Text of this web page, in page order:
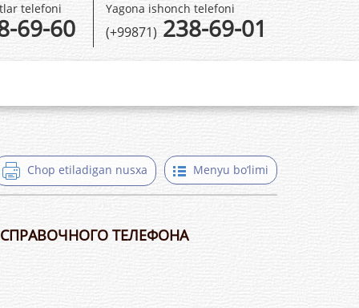
telefoni
69-60
Yagona ishonch telefoni
(+99871) 238-69-01
Menyu bo‘limi
Chop etiladigan nusxa
ТЕЛЕФОНА